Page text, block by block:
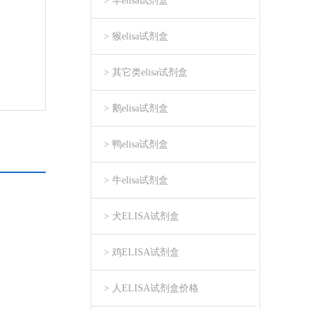
> 猴elisa试剂盒
> 其它类elisa试剂盒
> 鹅elisa试剂盒
> 鸭elisa试剂盒
> 牛elisa试剂盒
> 犬ELISA试剂盒
> 鸡ELISA试剂盒
> 人ELISA试剂盒价格